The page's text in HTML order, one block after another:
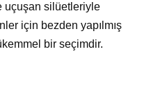
uçuşan silüetleriyle
için bezden yapılmış
bir seçimdir.